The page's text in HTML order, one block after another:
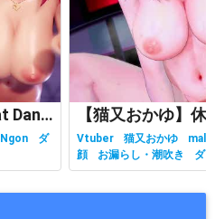
あく〇マ〇ンでSad Cat Dance
Ngon
ダ
Vtuber 猫又おかゆ
顔
お漏らし・潮吹き
ダ
有り
ホロライブ
主観視点